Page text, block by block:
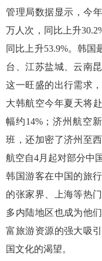
管理局数据显示，今
万人次，同比上升
同比上升53.9%。韩
台、江苏盐城、云南
这一旺盛的出行需求
大韩航空今年夏天将
幅约14%；济州航空
班，还加密了济州至
航空自4月起对部分中
韩国游客在中国的旅
的张家界、上海等热
多内陆地区也成为他
富旅游资源的强大吸
国文化的渴望。